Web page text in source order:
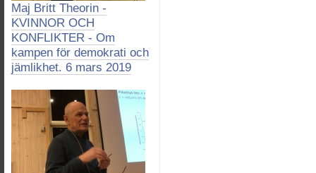
Maj Britt Theorin -
KVINNOR OCH
KONFLIKTER - Om
kampen för demokrati och
jämlikhet. 6 mars 2019